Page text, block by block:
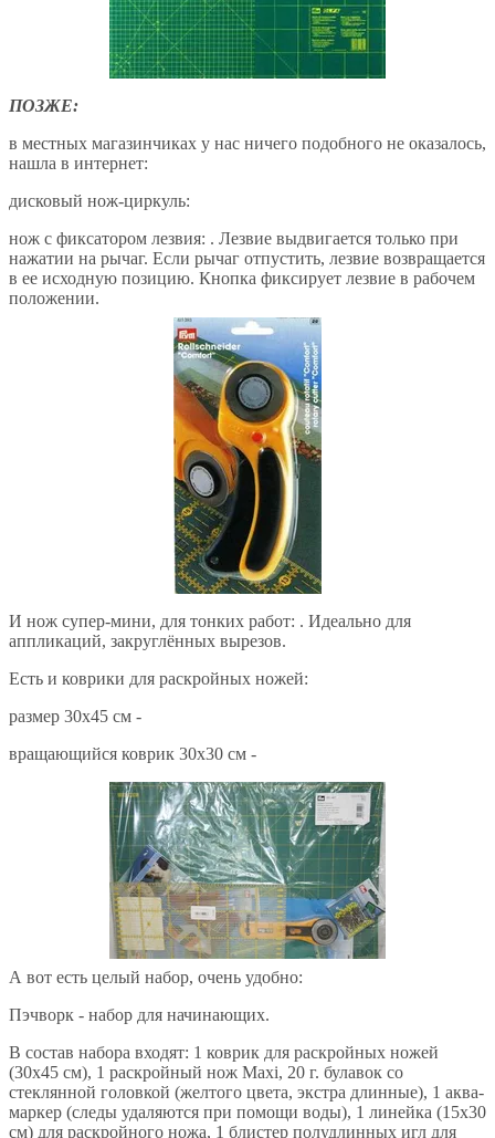
ПОЗЖЕ:
в местных магазинчиках у нас ничего подобного не оказалось,
нашла в интернет:
дисковый нож-циркуль:
нож с фиксатором лезвия: . Лезвие выдвигается только при
нажатии на рычаг. Если рычаг отпустить, лезвие возвращается
в ее исходную позицию. Кнопка фиксирует лезвие в рабочем
положении.
И нож супер-мини, для тонких работ: . Идеально для
аппликаций, закруглённых вырезов.
Есть и коврики для раскройных ножей:
размер 30х45 см -
вращающийся коврик 30х30 см -
А вот есть целый набор, очень удобно:
Пэчворк - набор для начинающих.
В состав набора входят: 1 коврик для раскройных ножей
(30x45 см), 1 раскройный нож Maxi, 20 г. булавок со
стеклянной головкой (желтого цвета, экстра длинные), 1 аква-
маркер (следы удаляются при помощи воды), 1 линейка (15x30
см) для раскройного ножа, 1 блистер полудлинных игл для